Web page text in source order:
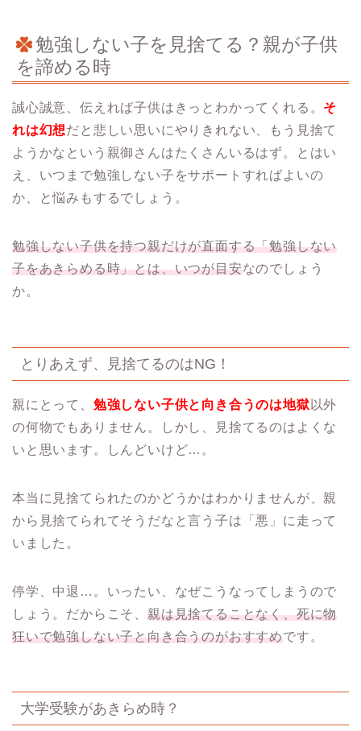
勉強しない子を見捨てる？親が子供
を諦める時
誠心誠意、伝えれば子供はきっとわかってくれる。 そ
れは幻想だと悲しい思いにやりきれない、もう見捨て
ようかなという親御さんはたくさんいるはず。とはい
え、いつまで勉強しない子をサポートすればよいの
か、と悩みもするでしょう。
勉強しない子供を持つ親だけが直面する「勉強しない
子をあきらめる時」とは、いつが目安なのでしょう
か。
とりあえず、見捨てるのはNG！
親にとって、 勉強しない子供と向き合うのは地獄 以外
の何物でもありません。しかし、見捨てるのはよくな
いと思います。しんどいけど…。
本当に見捨てられたのかどうかはわかりませんが、親
から見捨てられてそうだなと言う子は「悪」に走って
いました。
停学、中退…。いったい、なぜこうなってしまうので
しょう。だからこそ、親は見捨てることなく、死に物
狂いで勉強しない子と向き合うのがおすすめです。
大学受験があきらめ時？